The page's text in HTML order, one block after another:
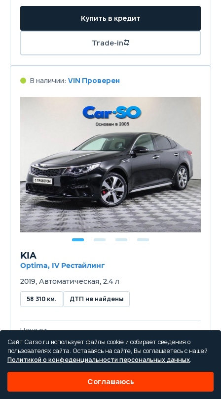
Купить в кредит
Trade-in
В наличии: VIN Проверен
KIA
Optima, IV Рестайлинг
2019, Автоматическая, 2.4 л
58 310 км. ДТП не найдены
Цена от
1 149 000 ₽
Купить в кредит
Trade-in
Сайт Carso.ru использует файлы cookie и собирает сведения о
пользователях сайта. Оставаясь на сайте, Вы соглашаетесь с нашей
Политикой о конфеденциальности персональных данных.
Соглашаюсь